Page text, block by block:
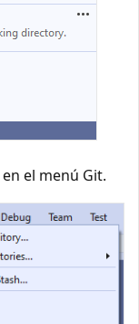
en el menú Git.